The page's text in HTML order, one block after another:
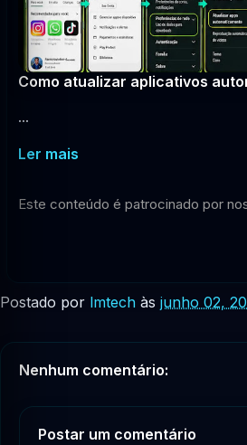
Como atualizar aplicativos
...
Ler mais
Este conteúdo é patrocinado por
Postado por lmtech às junho 02,
Nenhum comentário:
Postar um comentário